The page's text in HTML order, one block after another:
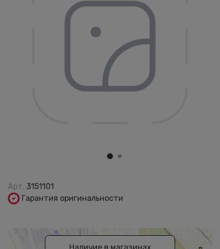
Арт. 3151101
Гарантия оригинальности